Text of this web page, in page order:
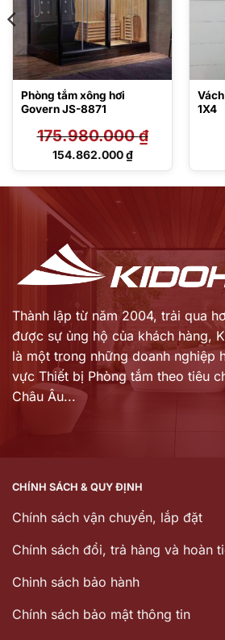
Phòng tắm xông hơi
Govern JS-8871
175.980.000₫
Giá
154.862.000₫
Giá
1X4
Thành lập từ năm 2004, trải qua
được sự ủng hộ của khách hàng,
là một trong những doanh nghiệp
vực Thiết bị Phòng tắm theo tiêu
Châu Âu...
CHÍNH SÁCH & QUY ĐỊNH
Chính sách vận chuyển, lắp đặt
Chính sách đổi, trả hàng và hoàn
Chinh sách bảo hành
Chính sách bảo mật thông tin